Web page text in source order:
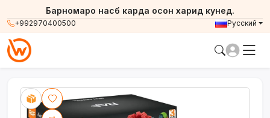
+992970400500
Барномаро насб карда осон харид кунед.
Русский